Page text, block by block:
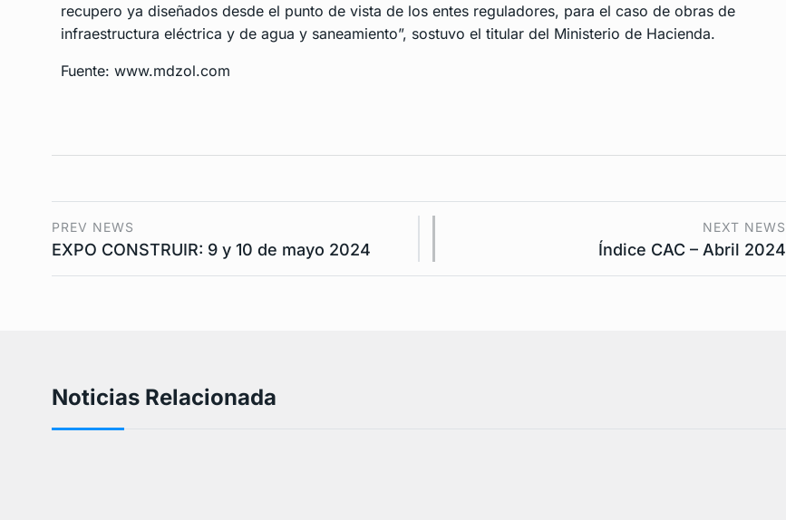
recupero ya diseñados desde el punto de vista de los entes reguladores, para el caso de obras de
infraestructura eléctrica y de agua y saneamiento”, sostuvo el titular del Ministerio de Hacienda.
Fuente: www.mdzol.com
PREV NEWS
EXPO CONSTRUIR: 9 y 10 de mayo 2024
NEXT NEWS
Índice CAC – Abril 2024
Noticias Relacionada